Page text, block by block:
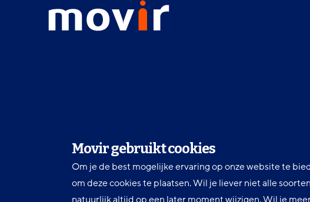
Movir gebruikt cookies
Om je de best mogelijke ervaring op onze website te
om deze cookies te plaatsen. Wil je liever niet alle
Movir
-